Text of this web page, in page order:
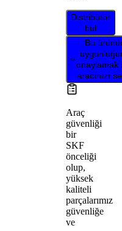
Distribütör
bul
Bu
onaylamak
aracınızı
Araç
güvenliği
bir
SKF
önceliği
olup,
yüksek
kaliteli
parçalarımız
güvenliğe
ve